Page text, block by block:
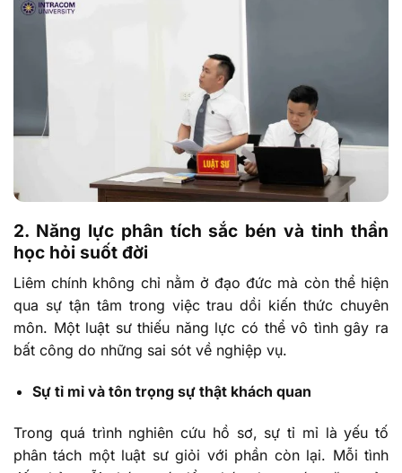
2. Năng lực phân tích sắc bén và tinh thần
học hỏi suốt đời
Liêm chính không chỉ nằm ở đạo đức mà còn thể hiện
qua sự tận tâm trong việc trau dồi kiến thức chuyên
môn. Một luật sư thiếu năng lực có thể vô tình gây ra
bất công do những sai sót về nghiệp vụ.
Sự tỉ mỉ và tôn trọng sự thật khách quan
Trong quá trình nghiên cứu hồ sơ, sự tỉ mỉ là yếu tố
phân tách một luật sư giỏi với phần còn lại. Mỗi tình